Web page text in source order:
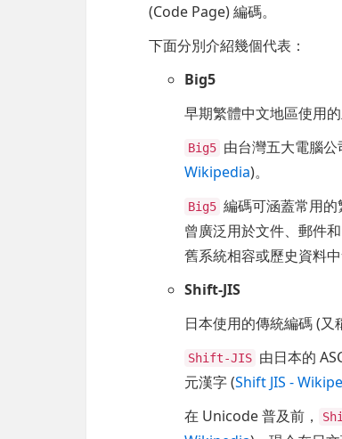
(Code Page) 編碼。
下面分別介紹幾個代表：
Big5
早期繁體中文地區使用
Big5 由台灣五大電腦
Wikipedia)。
Big5 編碼可涵蓋常用
曾廣泛用於文件、郵件
舊系統相容或歷史資料中
Shift-JIS
日本使用的傳統編碼 (又
Shift-JIS 由日本的
元漢字 (Shift JIS -
在 Unicode 普及前，